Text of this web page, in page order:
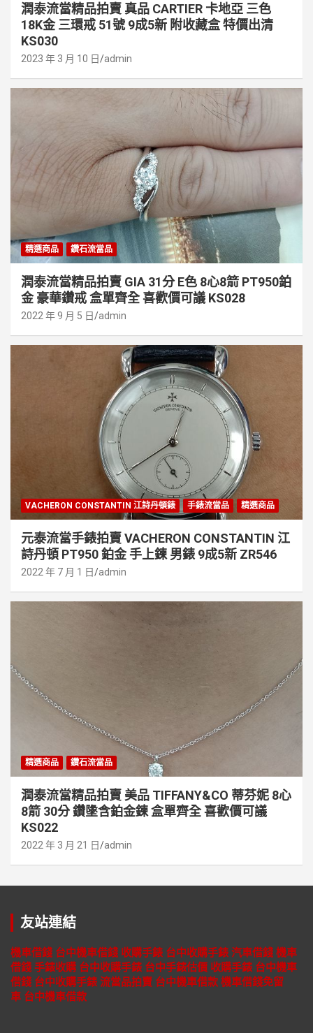
潤泰流當精品拍賣 真品 CARTIER 卡地亞 三色
18K金 三環戒 51號 9成5新 附收藏盒 特價出清
KS030
2023 年 3 月 10 日 admin
精選商品 鑽石流當品
潤泰流當精品拍賣 GIA 31分 E色 8心8箭 PT950鉑
金 豪華鑽戒 盒單齊全 喜歡價可議 KS028
2022 年 9 月 5 日 admin
VACHERON CONSTANTIN 江詩丹頓錶 手錶流當品 精選商品
元泰流當手錶拍賣 VACHERON CONSTANTIN 江
詩丹頓 PT950 鉑金 手上鍊 男錶 9成5新 ZR546
2022 年 7 月 1 日 admin
精選商品 鑽石流當品
潤泰流當精品拍賣 美品 TIFFANY&CO 蒂芬妮 8心
8箭 30分 鑽墬含鉑金鍊 盒單齊全 喜歡價可議
KS022
2022 年 3 月 21 日 admin
友站連結
機車借錢 台中機車借錢 收購手錶 台中收購手錶 汽車借錢 機車
借錢 手錶收購 台中收購手錶 台中手錶估價 收購手錶 台中機車
借錢 台中收購手錶 流當品拍賣 台中機車借款 機車借錢免留
車 台中機車借款